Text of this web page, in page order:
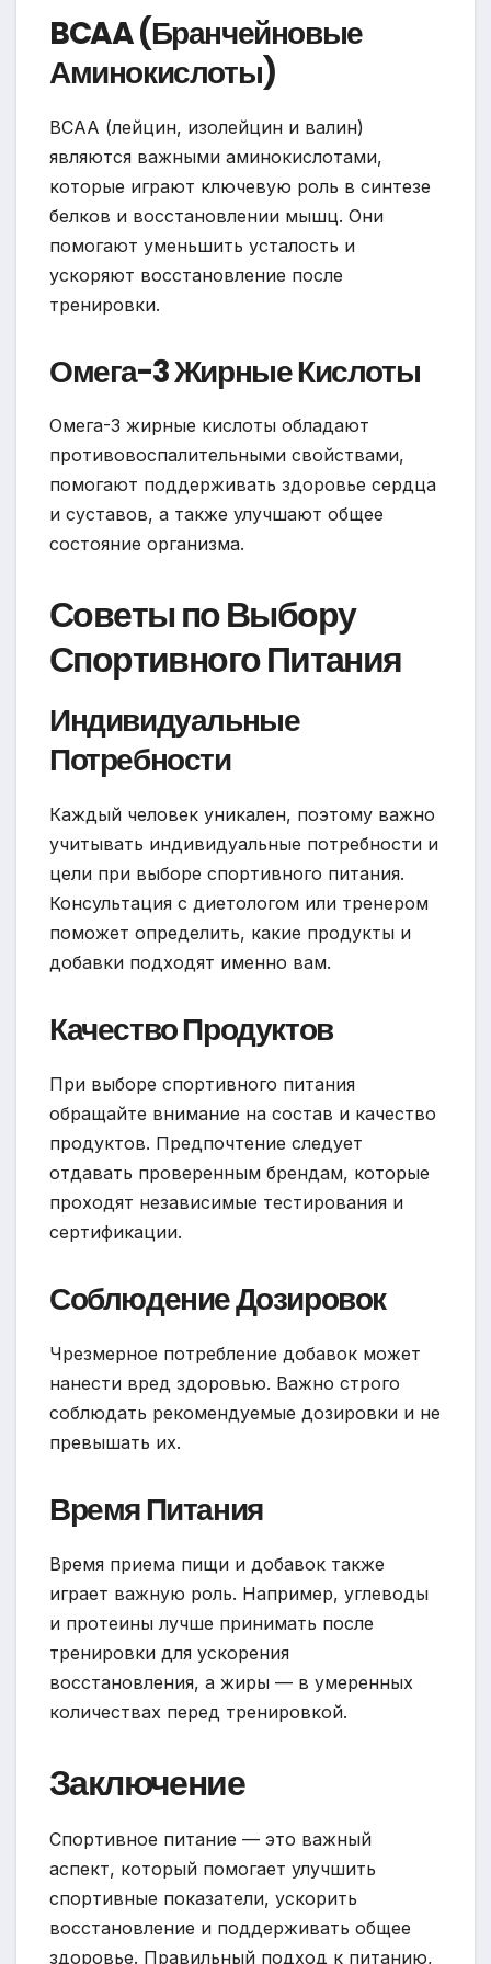
BCAA (Бранчейновые
Аминокислоты)
BCAA (лейцин, изолейцин и валин)
являются важными аминокислотами,
которые играют ключевую роль в синтезе
белков и восстановлении мышц. Они
помогают уменьшить усталость и
ускоряют восстановление после
тренировки.
Омега-3 Жирные Кислоты
Омега-3 жирные кислоты обладают
противовоспалительными свойствами,
помогают поддерживать здоровье сердца
и суставов, а также улучшают общее
состояние организма.
Советы по Выбору
Спортивного Питания
Индивидуальные
Потребности
Каждый человек уникален, поэтому важно
учитывать индивидуальные потребности и
цели при выборе спортивного питания.
Консультация с диетологом или тренером
поможет определить, какие продукты и
добавки подходят именно вам.
Качество Продуктов
При выборе спортивного питания
обращайте внимание на состав и качество
продуктов. Предпочтение следует
отдавать проверенным брендам, которые
проходят независимые тестирования и
сертификации.
Соблюдение Дозировок
Чрезмерное потребление добавок может
нанести вред здоровью. Важно строго
соблюдать рекомендуемые дозировки и не
превышать их.
Время Питания
Время приема пищи и добавок также
играет важную роль. Например, углеводы
и протеины лучше принимать после
тренировки для ускорения
восстановления, а жиры — в умеренных
количествах перед тренировкой.
Заключение
Спортивное питание — это важный
аспект, который помогает улучшить
спортивные показатели, ускорить
восстановление и поддерживать общее
здоровье. Правильный подход к питанию,